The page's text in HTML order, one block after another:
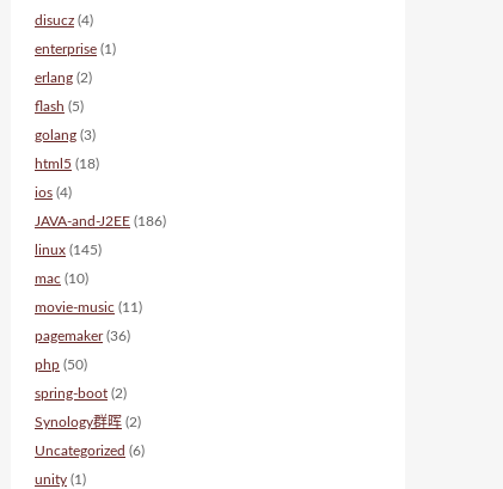
disucz (4)
enterprise (1)
erlang (2)
flash (5)
golang (3)
html5 (18)
ios (4)
JAVA-and-J2EE (186)
linux (145)
mac (10)
movie-music (11)
pagemaker(36)
php (50)
spring-boot (2)
Synology群晖 (2)
Uncategorized (6)
unity (1)